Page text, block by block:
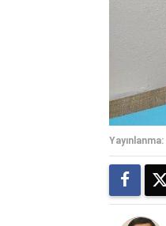
Yayınlanma: